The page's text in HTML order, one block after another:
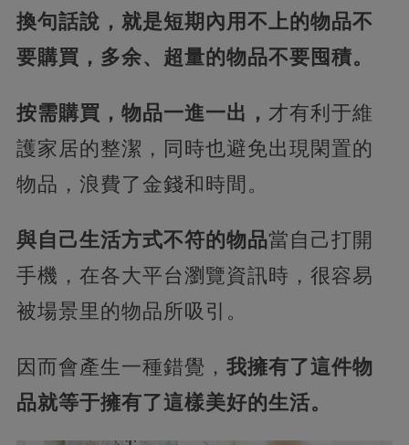
換句話說，就是短期內用不上的物品不
要購買，多余、超量的物品不要囤積。
按需購買，物品一進一出， 才有利于維
護家居的整潔，同時也避免出現閑置的
物品，浪費了金錢和時間。
與自己生活方式不符的物品當自己打開
手機，在各大平台瀏覽資訊時，很容易
被場景里的物品所吸引。
因而會產生一種錯覺， 我擁有了這件物
品就等于擁有了這樣美好的生活。